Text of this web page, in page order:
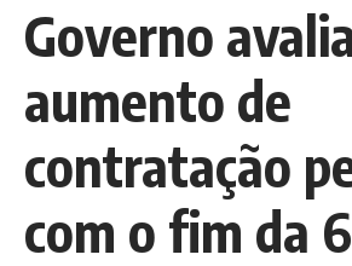
Governo
aumento de
contratação
com o fim da